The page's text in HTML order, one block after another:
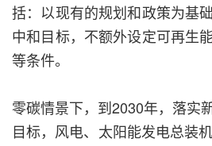
括：以现有的规划和政策为基
中和目标，不额外设定可再生
等条件。
零碳情景下，到2030年，落实
目标，风电、太阳能发电总装